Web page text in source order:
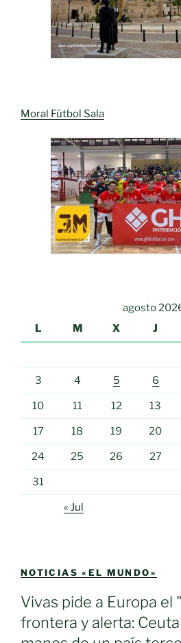
Moral Fútbol Sala
agosto
L
M X J
3 4 5 6
10 11 12 13
17 18 19 20
24 25 26 27
31
« Jul
NOTICIAS «EL MUNDO»
Vivas pide a Europa el
frontera y alerta: